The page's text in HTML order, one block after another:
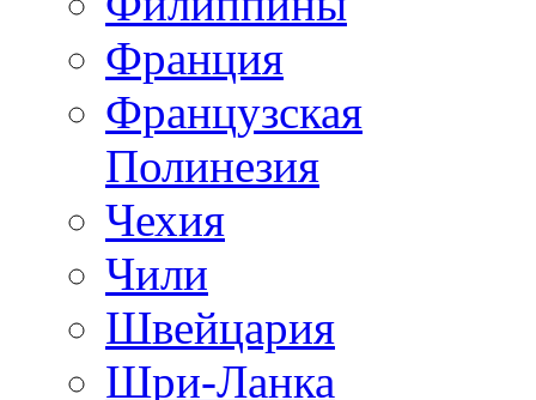
Франция
Французская
Полинезия
Чехия
Чили
Швейцария
Шри-Ланка